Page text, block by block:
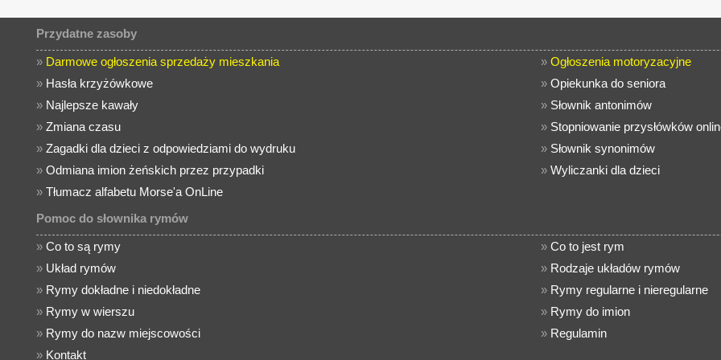
Przydatne zasoby
» Darmowe ogłoszenia sprzedaży mieszkania » Ogłoszenia motoryzacyjne
» Hasła krzyżówkowe » Opiekunka do seniora
» Najlepsze kawały » Słownik antonimów
»Zmiana czasu » Stopniowanie przysłówków
»Zagadki dla dzieci z odpowiedziami do wydruku » Słownik synonimów
»Odmiana imion żeńskich przez przypadki » Wyliczanki dla dzieci
»Tłumacz alfabetu Morse'a OnLine
Pomoc do słownika rymów
»Co to są rymy » Co to jest rym
» Układ rymów » Rodzaje układów rymów
» Rymy dokładne i niedokładne » Rymy regularne i nieregularne
» Rymy w wierszu » Rymy do imion
» Rymy do nazw miejscowości » Regulamin
» Kontakt